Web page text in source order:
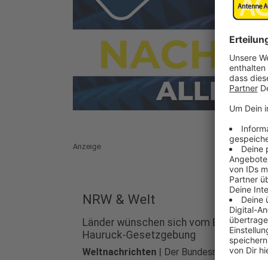
Anzeige
NRW & Welt
Länder wünschen sich vom Bund
Hauruck-Gesetzgebung
Weltnachrichten | Der Bundesrat stimmte